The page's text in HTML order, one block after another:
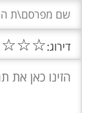
דירוג:☆
☆
☆